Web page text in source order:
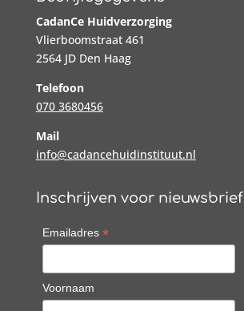
CadanCe Huidverzorging
Vlierboomstraat 461
2564 JD Den Haag
Telefoon
070 3680456
Mail
info@cadancehuidinstituut.nl
Inschrijven voor nieuwsbrief
Emailadres *
Voornaam